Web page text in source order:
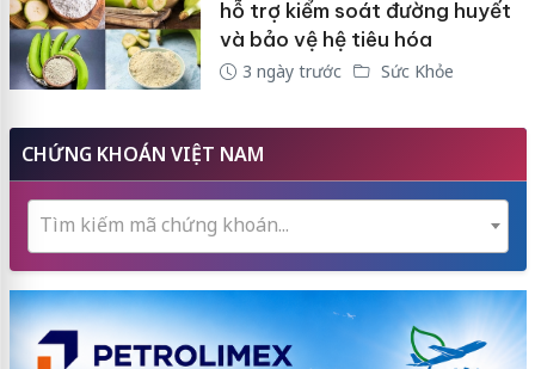
hỗ trợ kiểm soát đường huyết
và bảo vệ hệ tiêu hóa
3 ngày trước Sức Khỏe
CHỨNG KHOÁN VIỆT NAM
Tìm kiếm mã chứng khoán...